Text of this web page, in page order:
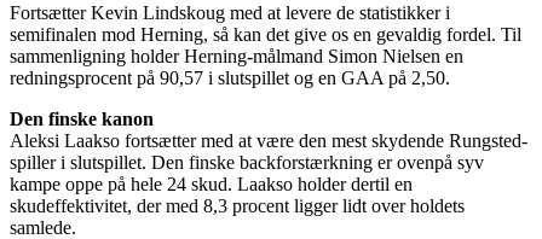
Fortsætter Kevin Lindskoug med at levere de statistikker i
semifinalen mod Herning, så kan det give os en gevaldig fordel. Til
sammenligning holder Herning-målmand Simon Nielsen en
redningsprocent på 90,57 i slutspillet og en GAA på 2,50.
Den finske kanon
Aleksi Laakso fortsætter med at være den mest skydende Rungsted-
spiller i slutspillet. Den finske backforstærkning er ovenpå syv
kampe oppe på hele 24 skud. Laakso holder dertil en
skudeffektivitet, der med 8,3 procent ligger lidt over holdets
samlede.